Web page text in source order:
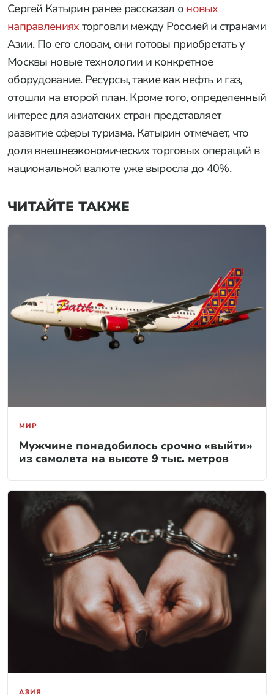
Сергей Катырин ранее рассказал о новых
направлениях торговли между Россией и странами
Азии. По его словам, они готовы приобретать у
Москвы новые технологии и конкретное
оборудование. Ресурсы, такие как нефть и газ,
отошли на второй план. Кроме того, определенный
интерес для азиатских стран представляет
развитие сферы туризма. Катырин отмечает, что
доля внешнеэкономических торговых операций в
национальной валюте уже выросла до 40%.
ЧИТАЙТЕ ТАКЖЕ
МИР
Мужчине понадобилось срочно «выйти»
из самолета на высоте 9 тыс. метров
АЗИЯ